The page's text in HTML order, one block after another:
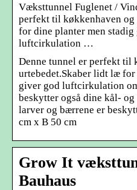
Væksttunnel Fuglenet /
perfekt til køkkenhaven
for dine planter men stadig
luftcirkulation …
Denne tunnel er perfekt til
urtebedet.Skaber lidt læ
giver god luftcirkulation
beskytter også dine kål-
larver og bærrene er
cm x B 50 cm
Grow It
Bauhaus